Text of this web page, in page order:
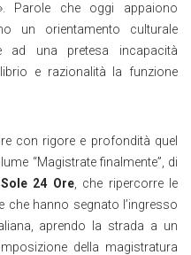
Parole che oggi appaiono
un orientamento culturale
ad una pretesa incapacità
e razionalità la funzione
con rigore e profondità quel
“Magistrate finalmente”, di
24 Ore, che ripercorre le
che hanno segnato l’ingresso
aprendo la strada a un
della magistratura